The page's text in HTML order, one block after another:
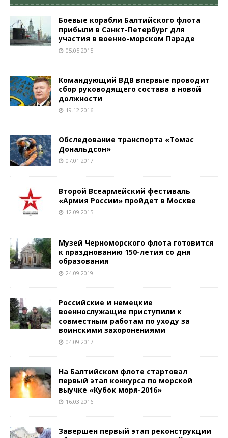
Боевые корабли Балтийского флота
прибыли в Санкт-Петербург для
участия в военно-морском Параде
05.05.2015
Командующий ВДВ впервые проводит
сбор руководящего состава в новой
должности
19.12.2016
Обследование транспорта «Томас
Дональдсон»
07.01.2017
Второй Всеармейский фестиваль
«Армия России» пройдет в Москве
12.09.2015
Музей Черноморского флота готовится
к празднованию 150-летия со дня
образования
24.09.2019
Российские и немецкие
военнослужащие приступили к
совместным работам по уходу за
воинскими захоронениями
04.09.2017
На Балтийском флоте стартовал
первый этап конкурса по морской
выучке «Кубок моря-2016»
16.03.2016
Завершен первый этап реконструкции